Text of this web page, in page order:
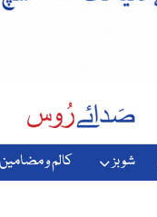
شوبز کالم و مضامین